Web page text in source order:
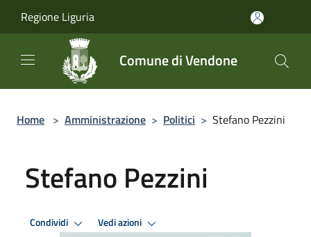
Regione Liguria
Comune di Vendone
Home > Amministrazione > Politici > Stefano Pezzini
Stefano Pezzini
Condividi Vedi azioni